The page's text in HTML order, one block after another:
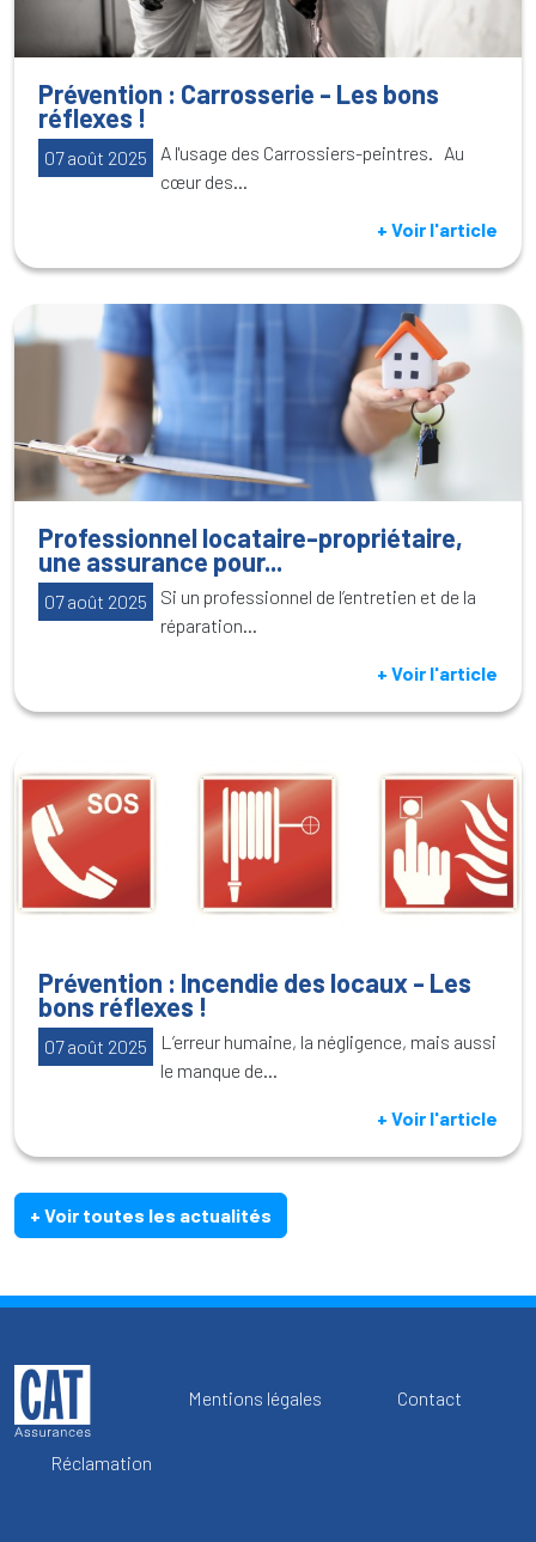
Prévention : Carrosserie - Les bons
réflexes !
07 août 2025
A l'usage des Carrossiers-peintres. Au
cœur des...
+ Voir l'article
Professionnel locataire-propriétaire,
une assurance pour...
07 août 2025
Si un professionnel de l’entretien et de la
réparation...
+ Voir l'article
Prévention : Incendie des locaux - Les
bons réflexes !
07 août 2025
L’erreur humaine, la négligence, mais aussi
le manque de...
+ Voir l'article
+ Voir toutes les actualités
Mentions légales Contact
Réclamation